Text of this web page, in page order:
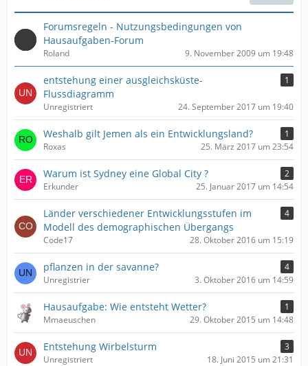
Forumsregeln - Nutzungsbedingungen von
Hausaufgaben-Forum
Roland 9. November 2009 um 19:48
entstehung einer ausgleichsküste-
Flussdiagramm
1
Unregistriert 24. September 2017 um 19:40
Weshalb gilt Jemen als ein Entwicklungsland?
1
Roxas
25. März 2017 um 23:54
Warum ist Sydney eine Global City ?
2
Erkunder
25. Januar 2017 um 14:54
Länder verschiedener Entwicklungsstufen im
Modell des demographischen Übergangs
4
Code17 28. Oktober 2016 um 15:19
pflanzen in der savanne?
4
Unregistrier
3. Oktober 2016 um 14:59
Hausaufgabe: Wie entsteht Wetter?
1
Mmaeuschen
29. Oktober 2015 um 14:48
Entstehung Wirbelsturm
3
Unregistriert
18. Juni 2015 um 21:31